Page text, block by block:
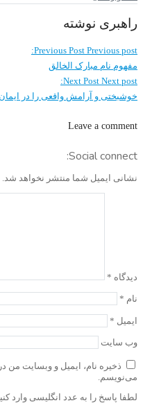
راهبری نوشته
Previous Post Previous post:
مفهوم نام مبارک الخالق
Next Post Next post:
خوشبختی و آرامش واقعی را در
Leave a comment
Social connect:
نشانی ایمیل شما منتشر نخواهد شد.
دیدگاه *
نام *
ایمیل *
وب‌ سایت
ذخیره نام، ایمیل و وبسایت من
می‌نویسم.
لطفا پاسخ را به عدد انگلیسی وارد